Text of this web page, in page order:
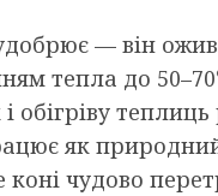
— він
тепла до
обігріву
як
чудово